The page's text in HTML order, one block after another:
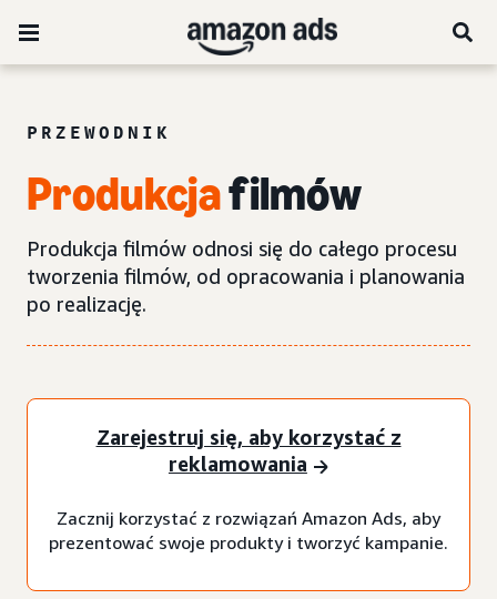
PRZEWODNIK
Produkcjafilmów
Produkcja filmów odnosi się do całego procesu
tworzenia filmów, od opracowania i planowania
po realizację.
Zarejestruj się, aby korzystać z
reklamowania
Zacznij korzystać z rozwiązań Amazon Ads, aby
prezentować swoje produkty i tworzyć kampanie.